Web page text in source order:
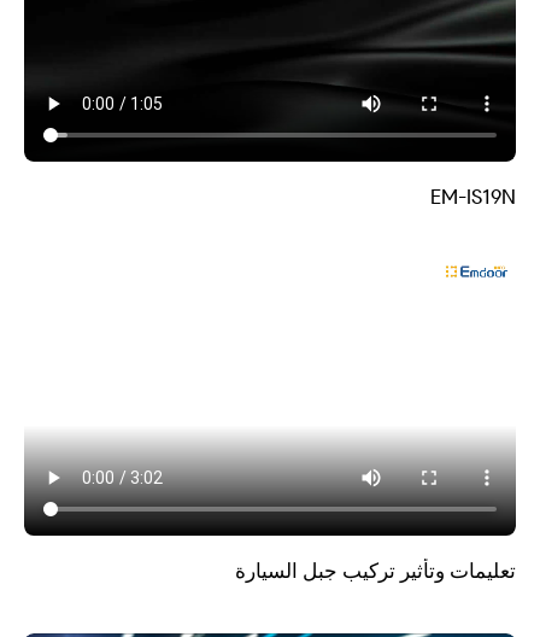
EM-IS19N
تعليمات وتأثير تركيب جبل السيارة